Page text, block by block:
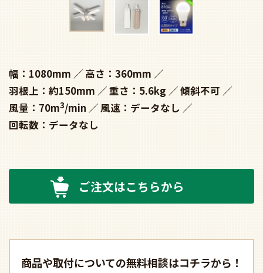
幅：1080mm
高さ：360mm
羽根上：約150mm
重さ：5.6kg
傾斜不可
風量：70m3/min
風速：データなし
回転数：データなし
ご注文はこちらから
商品や取付についての無料相談はコチラから！